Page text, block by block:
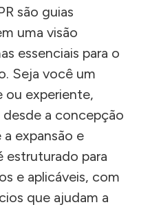
são guias
uma visão
essenciais para o
Seja você um
ou experiente,
a concepção
expansão e
estruturado para
e aplicáveis, com
que ajudam a